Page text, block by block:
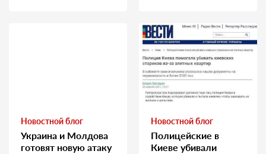
Новостной блог
Украина и Молдова
готовят новую атаку
Новостной блог
Полицейские в
Киеве убивали